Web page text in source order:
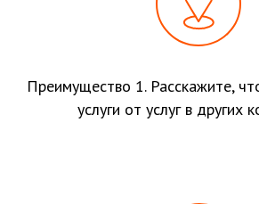
Преимущество 1. Расскажите,
услуги от услуг в других